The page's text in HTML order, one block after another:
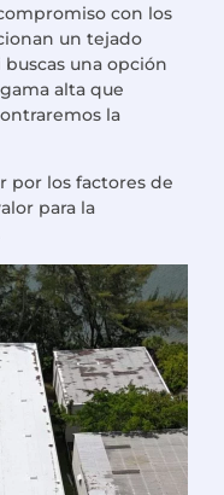
con los
un tejado
una opción
alta que
la
por los factores de
para la